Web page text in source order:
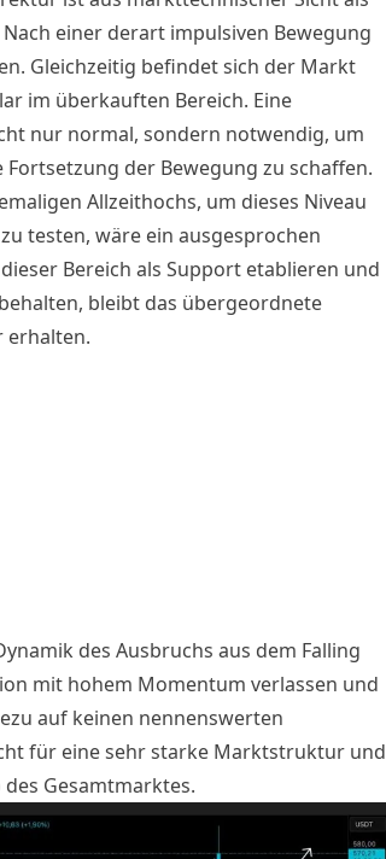
einer derart impulsiven Bewegung
Gleichzeitig befindet sich der Markt
im überkauften Bereich. Eine
nur normal, sondern notwendig, um
der Bewegung zu schaffen.
Allzeithochs, um dieses Niveau
testen, wäre ein ausgesprochen
Bereich als Support etablieren und
bleibt das übergeordnete
erhalten.
des Ausbruchs aus dem Falling
mit hohem Momentum verlassen und
auf keinen nennenswerten
für eine sehr starke Marktstruktur und
Gesamtmarktes.